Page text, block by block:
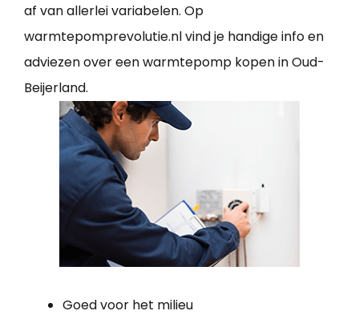
af van allerlei variabelen. Op
warmtepomprevolutie.nl vind je handige info en
adviezen over een warmtepomp kopen in Oud-
Beijerland.
Goed voor het milieu